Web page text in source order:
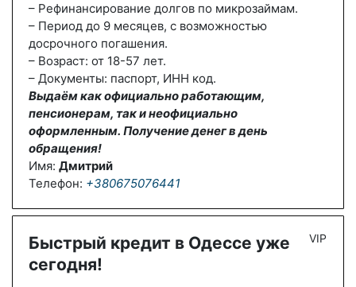
– Рефинансирование долгов по микрозаймам.
– Период до 9 месяцев, с возможностью
досрочного погашения.
– Возраст: от 18-57 лет.
– Документы: паспорт, ИНН код.
Выдаём как официально работающим,
пенсионерам, так и неофициально
оформленным. Получение денег в день
обращения!
Имя: Дмитрий
Телефон: +380675076441
Быстрый кредит в Одессе уже
сегодня!
VIP